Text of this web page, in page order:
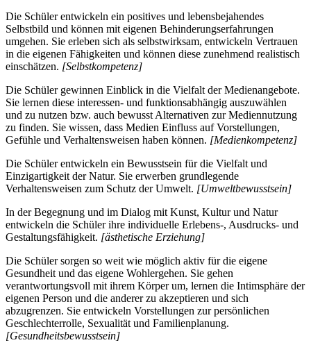
Die Schüler entwickeln ein positives und lebensbejahendes
Selbstbild und können mit eigenen Behinderungserfahrungen
umgehen. Sie erleben sich als selbstwirksam, entwickeln Vertrauen
in die eigenen Fähigkeiten und können diese zunehmend realistisch
einschätzen. [Selbstkompetenz]
Die Schüler gewinnen Einblick in die Vielfalt der Medienangebote.
Sie lernen diese interessen- und funktionsabhängig auszuwählen
und zu nutzen bzw. auch bewusst Alternativen zur Mediennutzung
zu finden. Sie wissen, dass Medien Einfluss auf Vorstellungen,
Gefühle und Verhaltensweisen haben können. [Medienkompetenz]
Die Schüler entwickeln ein Bewusstsein für die Vielfalt und
Einzigartigkeit der Natur. Sie erwerben grundlegende
Verhaltensweisen zum Schutz der Umwelt. [Umweltbewusstsein]
In der Begegnung und im Dialog mit Kunst, Kultur und Natur
entwickeln die Schüler ihre individuelle Erlebens-, Ausdrucks- und
Gestaltungsfähigkeit. [ästhetische Erziehung]
Die Schüler sorgen so weit wie möglich aktiv für die eigene
Gesundheit und das eigene Wohlergehen. Sie gehen
verantwortungsvoll mit ihrem Körper um, lernen die Intimsphäre der
eigenen Person und die anderer zu akzeptieren und sich
abzugrenzen. Sie entwickeln Vorstellungen zur persönlichen
Geschlechterrolle, Sexualität und Familienplanung.
[Gesundheitsbewusstsein]